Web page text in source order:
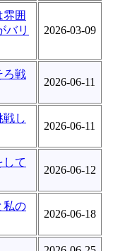
囲
バリ
2026-03-09
ろ戦
2026-06-11
戦し
2026-06-11
して
2026-06-12
私の
2026-06-18